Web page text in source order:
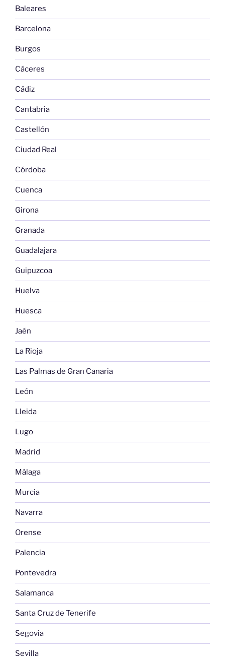
Baleares
Barcelona
Burgos
Cáceres
Cádiz
Cantabria
Castellón
Ciudad Real
Córdoba
Cuenca
Girona
Granada
Guadalajara
Guipuzcoa
Huelva
Huesca
Jaén
La Rioja
Las Palmas de Gran Canaria
León
Lleida
Lugo
Madrid
Málaga
Murcia
Navarra
Orense
Palencia
Pontevedra
Salamanca
Santa Cruz de Tenerife
Segovia
Sevilla